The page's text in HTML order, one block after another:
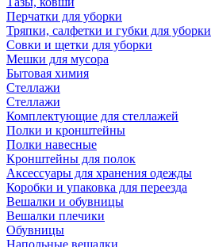
Перчатки для уборки
Тряпки, салфетки и губки для уборки
Совки и щетки для уборки
Мешки для мусора
Бытовая химия
Стеллажи
Стеллажи
Комплектующие для стеллажей
Полки и кронштейны
Полки навесные
Кронштейны для полок
Аксессуары для хранения одежды
Коробки и упаковка для переезда
Вешалки и обувницы
Вешалки плечики
Обувницы
Напольные вешалки